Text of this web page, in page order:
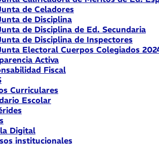
de Celadores
de Disciplina
de Disciplina de Ed. Secundaria
de Disciplina de Inspectores
Electoral Cuerpos Colegiados
Activa
Fiscal
Curriculares
Escolar
Digital
institucionales